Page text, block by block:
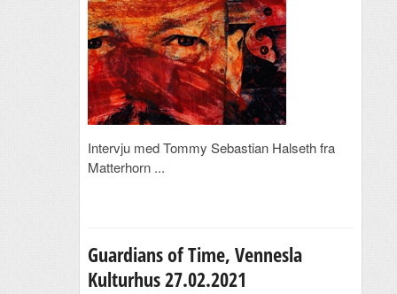
Intervju med Tommy Sebastian Halseth fra
Matterhorn ...
Guardians of Time, Vennesla
Kulturhus 27.02.2021